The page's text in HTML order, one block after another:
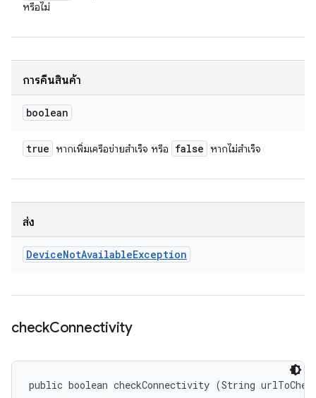
หรือไม่
การคืนสินค้า
boolean
true หากเพิ่มเครือข่ายสำเร็จ หรือ false หากไม่สำเร็จ
ส่ง
DeviceNotAvailableException
checkConnectivity
public boolean checkConnectivity (String